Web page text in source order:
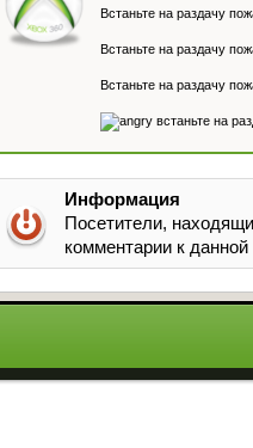
Встаньте на раздачу
Встаньте на раздачу
Встаньте на раздачу
встаньте на
Информация
Посетители,
комментарии к